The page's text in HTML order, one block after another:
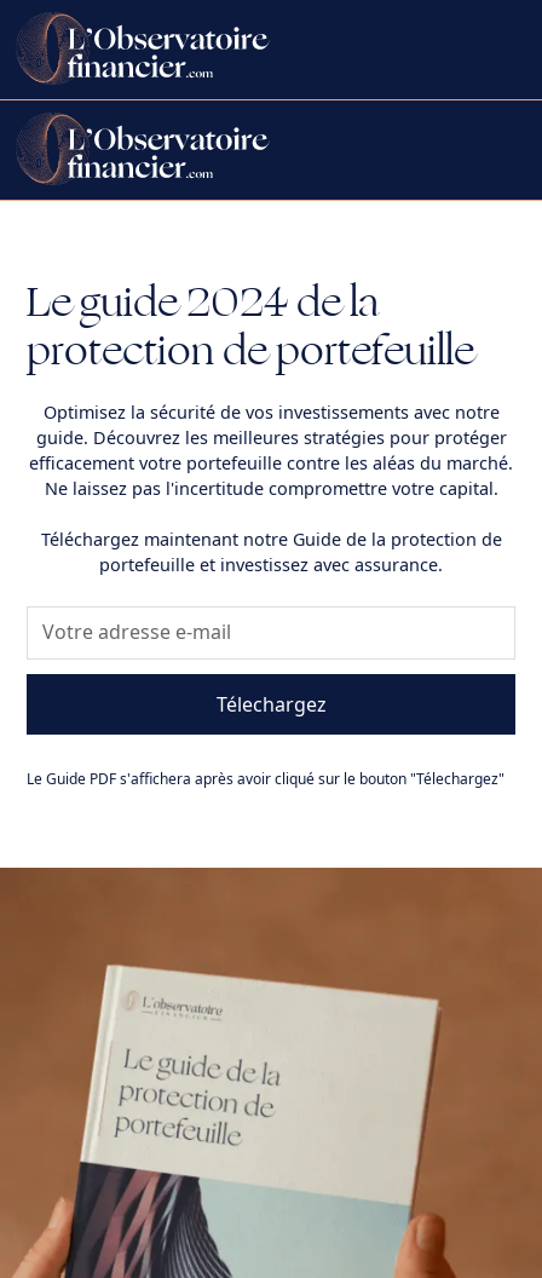
Le guide 2024 de la
protection de portefeuille
Optimisez la sécurité de vos investissements avec notre
guide. Découvrez les meilleures stratégies pour protéger
efficacement votre portefeuille contre les aléas du marché.
Ne laissez pas l'incertitude compromettre votre capital.
Téléchargez maintenant notre Guide de la protection de
portefeuille et investissez avec assurance.
Le Guide PDF s'affichera après avoir cliqué sur le bouton "Télechargez"